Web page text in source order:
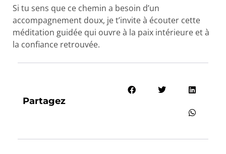
Si tu sens que ce chemin a besoin d’un
accompagnement doux, je t’invite à écouter cette
méditation guidée qui ouvre à la paix intérieure et à
la confiance retrouvée.
Partagez